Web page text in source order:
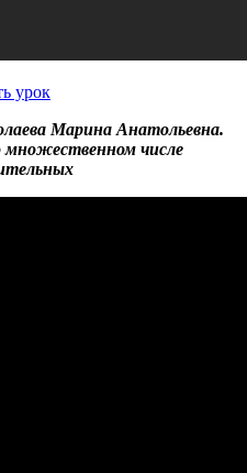
урок
Марина Анатольевна.
числе